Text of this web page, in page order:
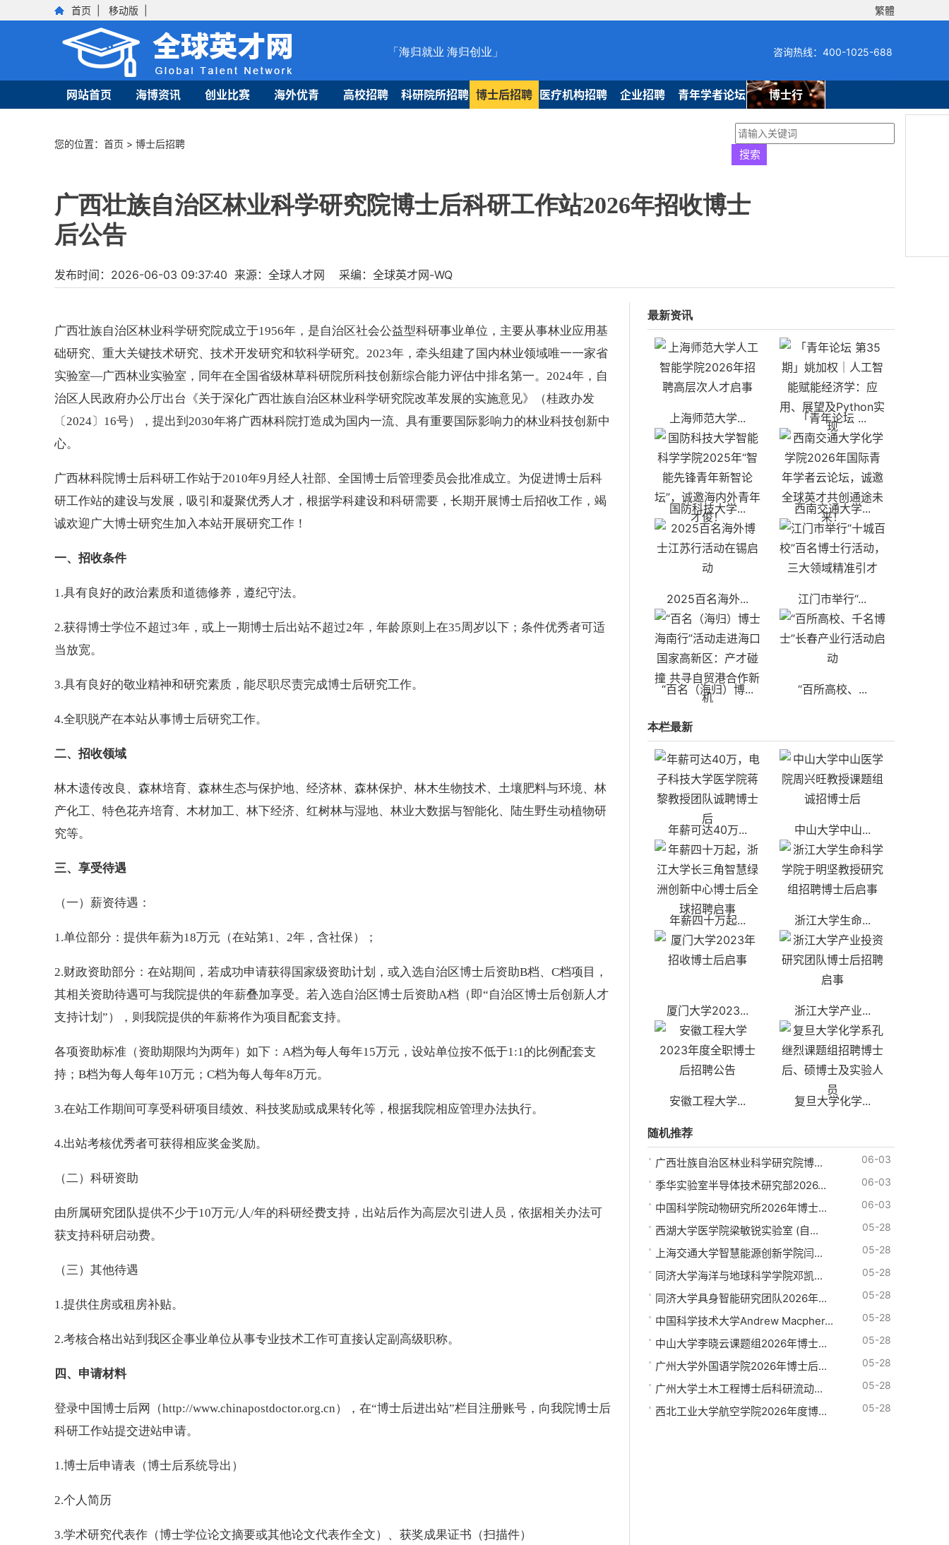
繁體
首页 移动版
「海归就业 海归创业」 咨询热线：400-1025-688
网站首页 海博资讯 创业比赛 海外优青 高校招聘 科研院所招聘 博士后招聘 医疗机构招聘 企业招聘 青年学者论坛 博士行
您的位置： 首页 > 博士后招聘
广西壮族自治区林业科学研究院博士后科研工作站2026年招收博士
后公告
发布时间：2026-06-03 09:37:40 来源：全球人才网 采编：全球英才网-WQ
广西壮族自治区林业科学研究院成立于1956年，是自治区社会公益型科研事业单位，主要从事林业应用基
础研究、重大关键技术研究、技术开发研究和软科学研究。2023年，牵头组建了国内林业领域唯一一家省
实验室—广西林业实验室，同年在全国省级林草科研院所科技创新综合能力评估中排名第一。2024年，自
治区人民政府办公厅出台《关于深化广西壮族自治区林业科学研究院改革发展的实施意见》（桂政办发
〔2024〕16号），提出到2030年将广西林科院打造成为国内一流、具有重要国际影响力的林业科技创新中
心。
广西林科院博士后科研工作站于2010年9月经人社部、全国博士后管理委员会批准成立。为促进博士后科
研工作站的建设与发展，吸引和凝聚优秀人才，根据学科建设和科研需要，长期开展博士后招收工作，竭
诚欢迎广大博士研究生加入本站开展研究工作！
一、招收条件
1.具有良好的政治素质和道德修养，遵纪守法。
2.获得博士学位不超过3年，或上一期博士后出站不超过2年，年龄原则上在35周岁以下；条件优秀者可适
当放宽。
3.具有良好的敬业精神和研究素质，能尽职尽责完成博士后研究工作。
4.全职脱产在本站从事博士后研究工作。
二、招收领域
林木遗传改良、森林培育、森林生态与保护地、经济林、森林保护、林木生物技术、土壤肥料与环境、林
产化工、特色花卉培育、木材加工、林下经济、红树林与湿地、林业大数据与智能化、陆生野生动植物研
究等。
三、享受待遇
（一）薪资待遇：
1.单位部分：提供年薪为18万元（在站第1、2年，含社保）；
2.财政资助部分：在站期间，若成功申请获得国家级资助计划，或入选自治区博士后资助B档、C档项目，
其相关资助待遇可与我院提供的年薪叠加享受。若入选自治区博士后资助A档（即“自治区博士后创新人才
支持计划”），则我院提供的年薪将作为项目配套支持。
各项资助标准（资助期限均为两年）如下：A档为每人每年15万元，设站单位按不低于1:1的比例配套支
持；B档为每人每年10万元；C档为每人每年8万元。
3.在站工作期间可享受科研项目绩效、科技奖励或成果转化等，根据我院相应管理办法执行。
4.出站考核优秀者可获得相应奖金奖励。
（二）科研资助
由所属研究团队提供不少于10万元/人/年的科研经费支持，出站后作为高层次引进人员，依据相关办法可
获支持科研启动费。
（三）其他待遇
1.提供住房或租房补贴。
2.考核合格出站到我区企事业单位从事专业技术工作可直接认定副高级职称。
四、申请材料
登录中国博士后网（http://www.chinapostdoctor.org.cn），在“博士后进出站”栏目注册账号，向我院博士后
科研工作站提交进站申请。
1.博士后申请表（博士后系统导出）
2.个人简历
3.学术研究代表作（博士学位论文摘要或其他论文代表作全文）、获奖成果证书（扫描件）
最新资讯
上海师范大学... 「青年论坛 ...
国防科技大学... 西南交通大学...
2025百名海外... 江门市举行“...
“百名（海归）博... “百所高校、...
本栏最新
年薪可达40万... 中山大学中山...
年薪四十万起... 浙江大学生命...
厦门大学2023... 浙江大学产业...
安徽工程大学... 复旦大学化学...
随机推荐
06-03
广西壮族自治区林业科学研究院博...
06-03
季华实验室半导体技术研究部2026...
06-03
中国科学院动物研究所2026年博士...
05-28
西湖大学医学院梁敏锐实验室 (自...
05-28
上海交通大学智慧能源创新学院闫...
05-28
同济大学海洋与地球科学学院邓凯...
05-28
同济大学具身智能研究团队2026年...
05-28
中国科学技术大学Andrew Macpher...
05-28
中山大学李晓云课题组2026年博士...
05-28
广州大学外国语学院2026年博士后...
05-28
广州大学土木工程博士后科研流动...
05-28
西北工业大学航空学院2026年度博...